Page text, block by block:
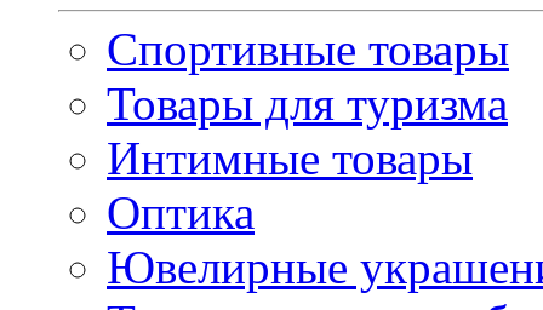
Спортивные товары
Товары для туризма
Интимные товары
Оптика
Ювелирные